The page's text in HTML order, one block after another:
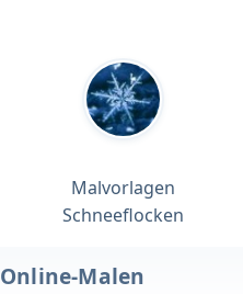
Malvorlagen
Schneeflocken
Online-Malen